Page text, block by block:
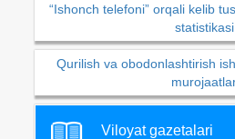
“Ishonch telefoni” orqali kelib
statistikasi
Qurilish va obodonlashtirish
Viloyat gazetalari